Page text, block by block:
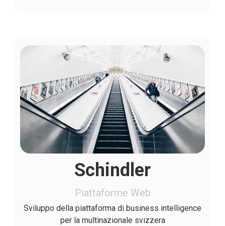
Schindler
Piattaforme Web
Sviluppo della piattaforma di business intelligence
per la multinazionale svizzera